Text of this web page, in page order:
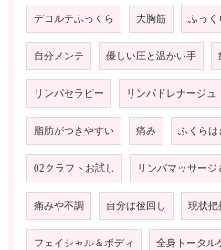
デコルテふっくら 大胸筋 ふっく
自分メンテ 優しい圧と温かい手
リンパセラピー リンパドレナージュ
脂肪がつきやすい 痛み ふくらは
02クラフトお試し リンパマッサージ
痛みや不調 自分は後回し 現状把
フェイシャル＆ボディ 全身トータル